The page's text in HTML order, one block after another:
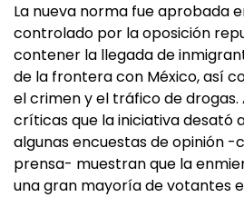
La nueva norma fue aprobada
controlado por la oposición
contener la llegada de
de la frontera con México, así
el crimen y el tráfico de drogas.
críticas que la iniciativa desató
algunas encuestas de opinión -
prensa- muestran que la
una gran mayoría de votantes